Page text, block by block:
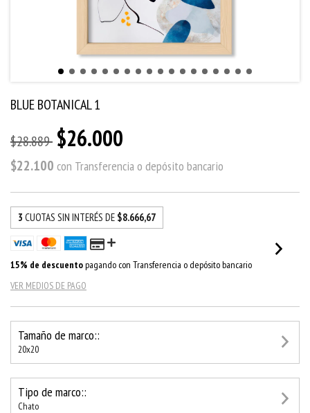
BLUE BOTANICAL 1
$28.889 $26.000
$22.100 con Transferencia o depósito bancario
3 CUOTAS SIN INTERÉS DE $8.666,67
15% de descuentopagando con Transferencia o depósito bancario
VER MEDIOS DE PAGO
Tamaño de marco::
20x20
Tipo de marco::
Chato